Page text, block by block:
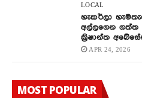
LOCAL
හැකර්ලා
අල්ලගෙන ගත්ත
ක්‍රිෂාන්ත
APR 24, 2026
MOST POPULAR